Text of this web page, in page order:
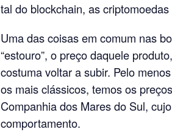
tal do blockchain, as
Uma das coisas em comum nas
“estouro”, o preço daquele
costuma voltar a subir. Pelo
os mais clássicos, temos os
Companhia dos Mares do Sul,
comportamento.